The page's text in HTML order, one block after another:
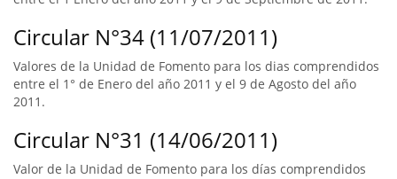
Circular N°34 (11/07/2011)
Valores de la Unidad de Fomento para los dias comprendidos
entre el 1° de Enero del año 2011 y el 9 de Agosto del año
2011.
Circular N°31 (14/06/2011)
Valor de la Unidad de Fomento para los días comprendidos